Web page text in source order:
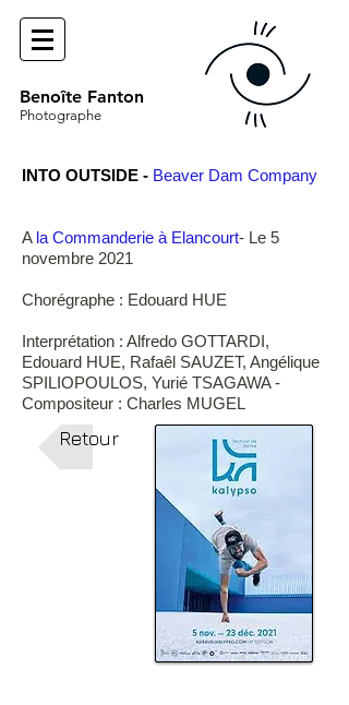
Benoîte Fanton
Photographe
INTO OUTSIDE - Beaver Dam Company
A la Commanderie à Elancourt- Le 5
novembre 2021
Chorégraphe : Edouard HUE
Interprétation : Alfredo GOTTARDI,
Edouard HUE, Rafaêl SAUZET, Angélique
SPILIOPOULOS, Yurié TSAGAWA -
Compositeur : Charles MUGEL
Retour